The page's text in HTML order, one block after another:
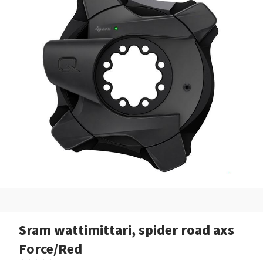
Sram wattimittari, spider road axs
Force/Red